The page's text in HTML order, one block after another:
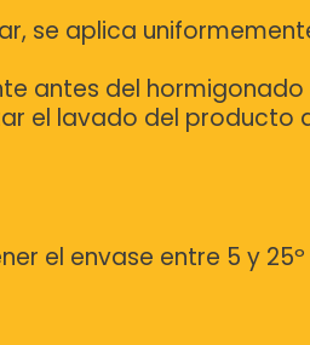
se aplica
antes del
el lavado del producto
el envase entre 5 y